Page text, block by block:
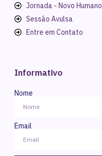
Jornada - Novo Humano
Sessão Avulsa
Entre em Contato
Informativo
Nome
Email